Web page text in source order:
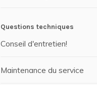
Questions techniques
Conseil d'entretien!
Maintenance du service